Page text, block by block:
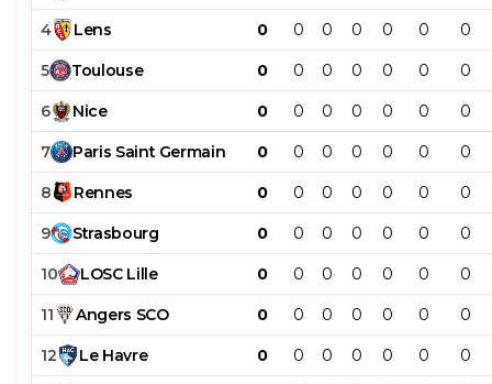
4 Lens 0 0 0 0 0 0 0
5 Toulouse 0 0 0 0 0 0 0
6 Nice 0 0 0 0 0 0 0
7 Paris Saint Germain 0 0 0 0 0 0 0
8 Rennes 0 0 0 0 0 0 0
9 Strasbourg 0 0 0 0 0 0 0
10 LOSC Lille 0 0 0 0 0 0 0
11 Angers SCO 0 0 0 0 0 0 0
12 Le Havre 0 0 0 0 0 0 0